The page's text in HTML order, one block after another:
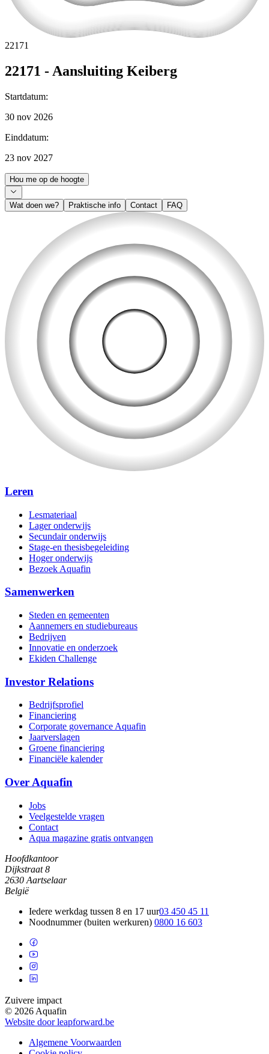
22171
22171 - Aansluiting Keiberg
Startdatum:
30 nov 2026
Einddatum:
23 nov 2027
Hou me op de hoogte
Wat doen we? Praktische info Contact FAQ
Leren
Lesmateriaal
Lager onderwijs
Secundair onderwijs
Stage-en thesisbegeleiding
Hoger onderwijs
Bezoek Aquafin
Samenwerken
Steden en gemeenten
Aannemers en studiebureaus
Bedrijven
Innovatie en onderzoek
Ekiden Challenge
Investor Relations
Bedrijfsprofiel
Financiering
Corporate governance Aquafin
Jaarverslagen
Groene financiering
Financiële kalender
Over Aquafin
Jobs
Veelgestelde vragen
Contact
Aqua magazine gratis ontvangen
Hoofdkantoor
Dijkstraat 8
2630 Aartselaar
België
Iedere werkdag tussen 8 en 17 uur03 450 45 11
Noodnummer (buiten werkuren) 0800 16 603
Zuivere impact
© 2026 Aquafin
Website door leapforward.be
Algemene Voorwaarden